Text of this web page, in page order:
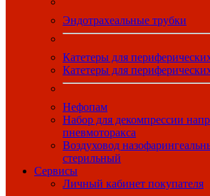
Эндотрахеальные трубки
Катетеры для
Катетеры для
Нефопам
Набор для декомпрессии
пневмоторакса
Воздуховод
стерильный
Сервисы
Личный кабинет покупателя